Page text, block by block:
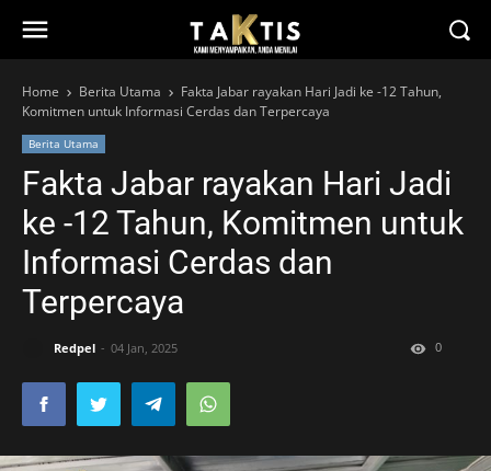
Home Berita Utama
Fakta Jabar rayakan Hari Jadi ke -12 Tahun,
Komitmen untuk Informasi Cerdas dan Terpercaya
Berita Utama
Fakta Jabar rayakan Hari Jadi
ke -12 Tahun, Komitmen untuk
Informasi Cerdas dan
Terpercaya
Redpel 04 Jan, 2025 0